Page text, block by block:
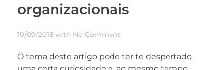
organizacionais
10/09/2018 with No Comment
O tema deste artigo pode ter te despertado